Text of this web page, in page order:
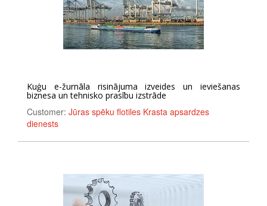
Kuģu e-žurnāla risinājuma izveides un ieviešanas
biznesa un tehnisko prasību izstrāde
Customer: Jūras spēku flotiles Krasta apsardzes
dienests